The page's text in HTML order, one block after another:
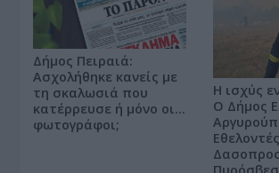
Δήμος Πειραιά:
Ασχολήθηκε κανείς με
τη σκαλωσιά που
κατέρρευσε ή μόνο οι…
φωτογράφοι;
Η ισχύς
Ο Δήμος
Εθελοντές